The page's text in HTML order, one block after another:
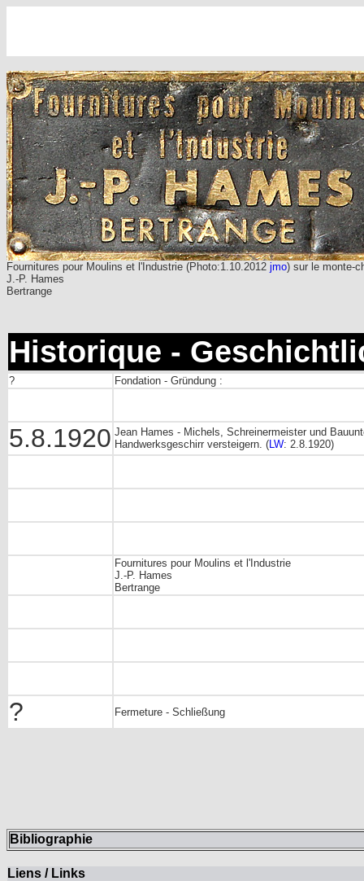
Fournitures pour Moulins et l'Industrie (Photo:1.10.2012 jmo) sur le monte-
J.-P. Hames
Bertrange
Historique -
? Fondation - Gründung :
5.8.1920 Jean Hames - Michels, Schreinermeister und
Handwerksgeschirr versteigern. (LW: 2.8.1920)
Fournitures pour Moulins et l'Industrie
J.-P. Hames
Bertrange
? Fermeture - Schließung
Bibliographie
Liens / Links